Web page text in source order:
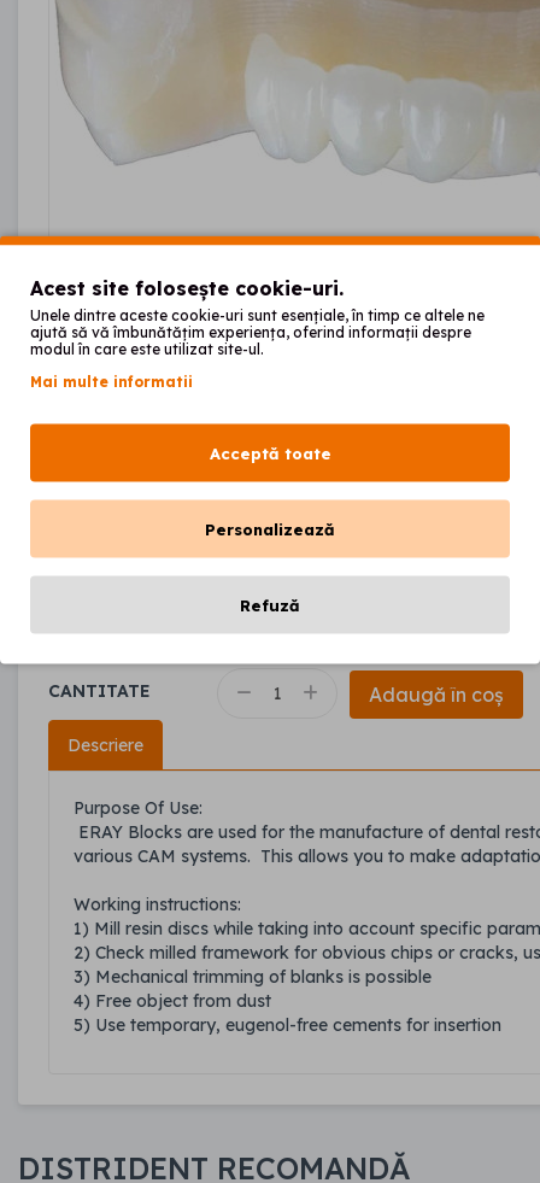
Disc PMMA Eray
149 lei 15800 lei
Producător:
ERAYLAR
În stoc
CANTITATE Adaugă în coș
Descriere
Purpose Of Use:
ERAY Blocks are used for the manufacture of dental
various CAM systems. This allows you to make
Working instructions:
1) Mill resin discs while taking into account specific
2) Check milled framework for obvious chips or cracks,
3) Mechanical trimming of blanks is possible
4) Free object from dust
5) Use temporary, eugenol-free cements for insertion
DISTRIDENT RECOMANDĂ
Acest site folosește cookie-uri.
Unele dintre aceste cookie-uri sunt esențiale, în timp ce altele ne
ajută să vă îmbunătățim experiența, oferind informații despre
modul în care este utilizat site-ul.
Mai multe informatii
Acceptă toate
Personalizează
Refuză